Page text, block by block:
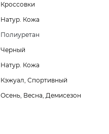
Кроссовки
Натур. Кожа
Полиуретан
Черный
Натур. Кожа
Кэжуал, Спортивный
Осень, Весна, Демисезон